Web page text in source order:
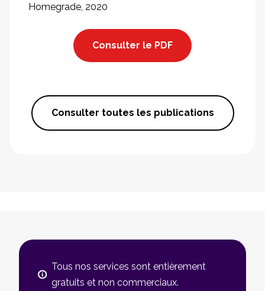
Homegrade, 2020
Consulter le PDF
Consulter toutes les publications
Tous nos services sont entièrement
gratuits et non commerciaux.